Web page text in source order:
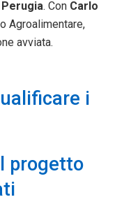
Perugia. Con Carlo
Agroalimentare,
avviata.
i
progetto